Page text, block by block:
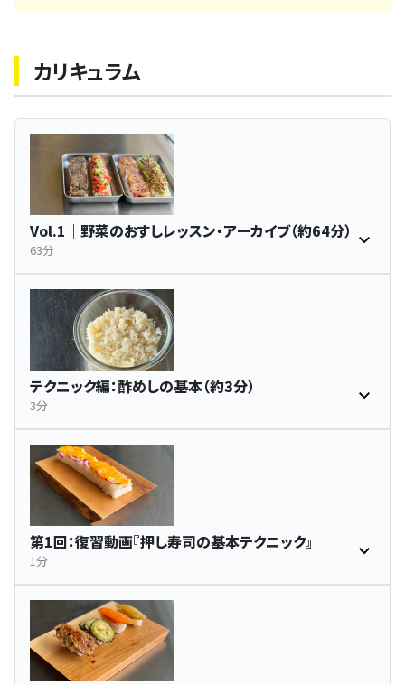
カリキュラム
Vol.1｜野菜のおすしレッスン・アーカイブ（約64分）
63分
テクニック編：酢めしの基本（約3分）
3分
第1回：復習動画『押し寿司の基本テクニック』
1分